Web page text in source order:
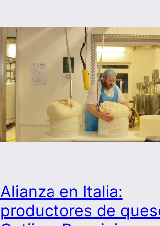
Alianza en Italia:
productores de